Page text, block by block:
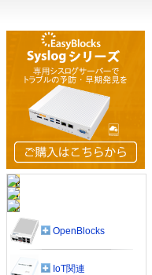
OpenBlocks
IoT関連